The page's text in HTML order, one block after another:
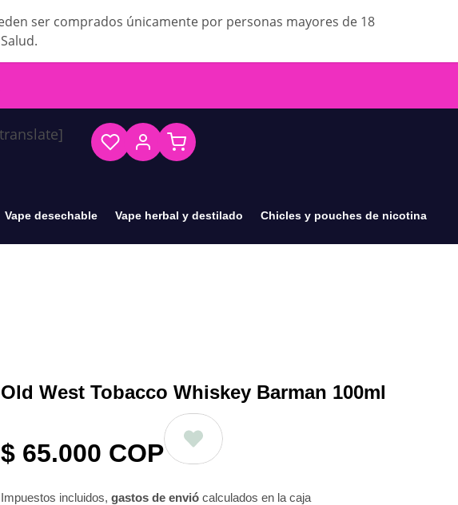
ser comprados únicamente por personas mayores de 18
Vape desechable Vape herbal y destilado Chicles y pouches de nicotina
Old West Tobacco Whiskey Barman 100ml
$ 65.000 COP
Impuestos incluidos, gastos de envió calculados en la caja